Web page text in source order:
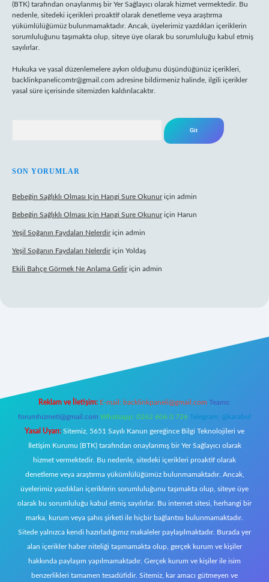
(BTK) tarafından onaylanmış bir Yer Sağlayıcı olarak hizmet vermektedir. Bu
nedenle, sitedeki içerikleri proaktif olarak denetleme veya araştırma
yükümlülüğümüz bulunmamaktadır. Ancak, üyelerimiz yazdıkları içeriklerin
sorumluluğunu taşımakta olup, siteye üye olarak bu sorumluluğu kabul etmiş
sayılırlar.
Hukuka ve yasal düzenlemelere aykırı olduğunu düşündüğünüz içerikleri,
backlinkpanelicomtr@gmail.com adresine bildirmeniz halinde, ilgili içerikler
yasal süre içerisinde sitemizden kaldırılacaktır.
SON YORUMLAR
Bebeğin Sağlıklı Olması Için Hangi Sure Okunuriçin admin
Bebeğin Sağlıklı Olması Için Hangi Sure Okunuriçin Harun
Yeşil Soğanın Faydaları Nelerdiriçin admin
Yeşil Soğanın Faydaları Nelerdiriçin Yoldaş
Ekili Bahçe Görmek Ne Anlama Geliriçin admin
Reklam ve İletişim: E-mail: backlinkpaneli@gmail.com Teams:
forumhizmeti@gmail.com Whatsapp: 0262 606 0 726 Telegram: @karabul
Yasal Uyarı: Sitemiz, 5651 Sayılı Kanun gereğince Bilgi Teknolojileri ve
İletişim Kurumu (BTK) tarafından onaylanmış bir Yer Sağlayıcı olarak
hizmet vermektedir. Bu nedenle, sitedeki içerikleri proaktif olarak
denetleme veya araştırma yükümlülüğümüz bulunmamaktadır. Ancak,
üyelerimiz yazdıkları içeriklerin sorumluluğunu taşımakta olup, siteye üye
olarak bu sorumluluğu kabul etmiş sayılırlar. Bu internet sitesi, herhangi bir
marka, kurum veya şahıs şirketi ile hiçbir bağlantısı bulunmamaktadır.
Sitede yalnızca kendi hazırladığımız makaleler paylaşılmaktadır. Burada yer
alan içerikler haber niteliği taşımamakta olup, gerçek kurum ve kişiler
hakkında paylaşım yapılmamaktadır. Gerçek kurum ve kişiler ile isim
benzerlikleri tamamen tesadüfidir. Sitemiz, kar amacı gütmeyen ve